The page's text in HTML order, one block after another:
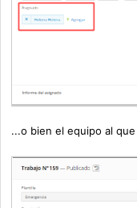
...o bien el equipo al